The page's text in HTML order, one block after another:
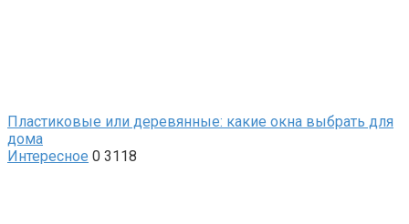
Пластиковые или деревянные: какие окна выбрать для
дома
Интересное 0 3118